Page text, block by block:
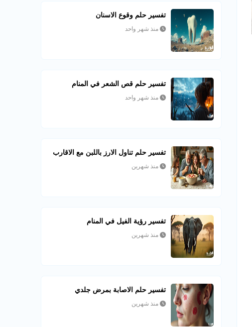
تفسير حلم وقوع الاسنان
منذ شهر واحد
تفسير حلم قص الشعر في المنام
منذ شهر واحد
تفسير حلم تناول الارز باللبن مع الاقارب
منذ شهرين
تفسير رؤية الفيل في المنام
منذ شهرين
تفسير حلم الاصابة بمرض جلدي
منذ شهرين